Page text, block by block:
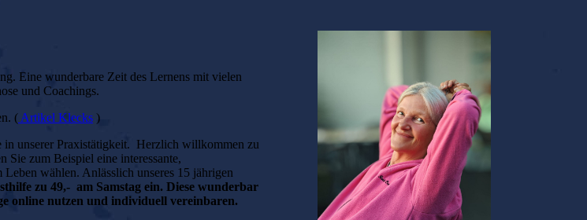
Eine wunderbare Zeit des Lernens mit vielen
und Coachings.
( Artikel Klecks )
in unserer Praxistätigkeit. Herzlich willkommen zu
Sie zum Beispiel eine interessante,
wählen. Anlässlich unseres 15 jährigen
zu 49,- am Samstag ein. Diese wunderbar
online nutzen und individuell vereinbaren.